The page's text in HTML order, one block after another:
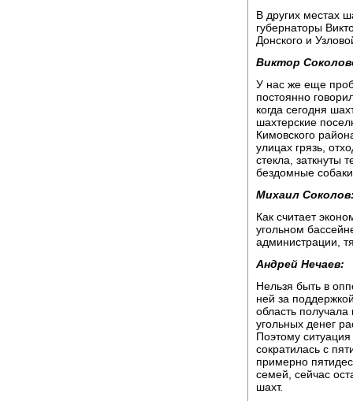
В других местах
губернаторы
Донского и
Виктор
У нас же еще
постоянно
когда сегодня
шахтерские
Кимовского
улицах грязь,
стекла, заткнуты
бездомные
Михаил
Как считает
угольном
администрации,
Андрей Нечаев:
Нельзя быть в
ней за
область
угольных денег
Поэтому
сократилась с
примерно
семей, сейчас
шахт.